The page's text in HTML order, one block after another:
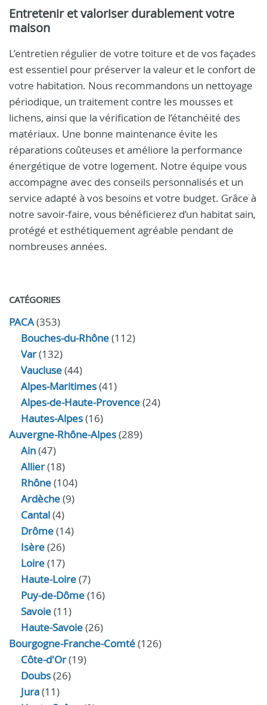
Entretenir et valoriser durablement votre
maison
L’entretien régulier de votre toiture et de vos façades
est essentiel pour préserver la valeur et le confort de
votre habitation. Nous recommandons un nettoyage
périodique, un traitement contre les mousses et
lichens, ainsi que la vérification de l’étanchéité des
matériaux. Une bonne maintenance évite les
réparations coûteuses et améliore la performance
énergétique de votre logement. Notre équipe vous
accompagne avec des conseils personnalisés et un
service adapté à vos besoins et votre budget. Grâce à
notre savoir-faire, vous bénéficierez d’un habitat sain,
protégé et esthétiquement agréable pendant de
nombreuses années.
CATÉGORIES
PACA(353)
Bouches-du-Rhône(112)
Var(132)
Vaucluse(44)
Alpes-Maritimes(41)
Alpes-de-Haute-Provence(24)
Hautes-Alpes(16)
Auvergne-Rhône-Alpes(289)
Ain(47)
Allier(18)
Rhône(104)
Ardèche(9)
Cantal(4)
Drôme(14)
Isère(26)
Loire(17)
Haute-Loire(7)
Puy-de-Dôme(16)
Savoie(11)
Haute-Savoie(26)
Bourgogne-Franche-Comté(126)
Côte-d'Or(19)
Doubs(26)
Jura(11)